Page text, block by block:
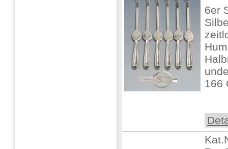
6er
166